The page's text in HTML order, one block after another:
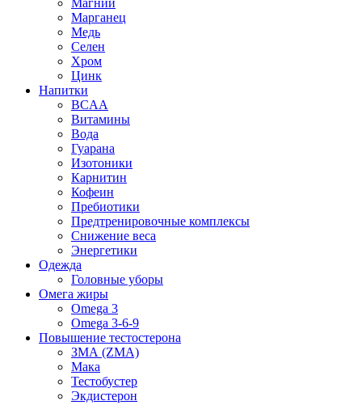
Марганец
Медь
Селен
Хром
Цинк
Напитки
BCAA
Витамины
Вода
Гуарана
Изотоники
Карнитин
Кофеин
Пребиотики
Предтренировочные комплексы
Снижение веса
Энергетики
Одежда
Головные уборы
Омега жиры
Omega 3
Omega 3-6-9
Повышение тестостерона
ЗМА (ZMA)
Мака
Тестобустер
Экдистерон